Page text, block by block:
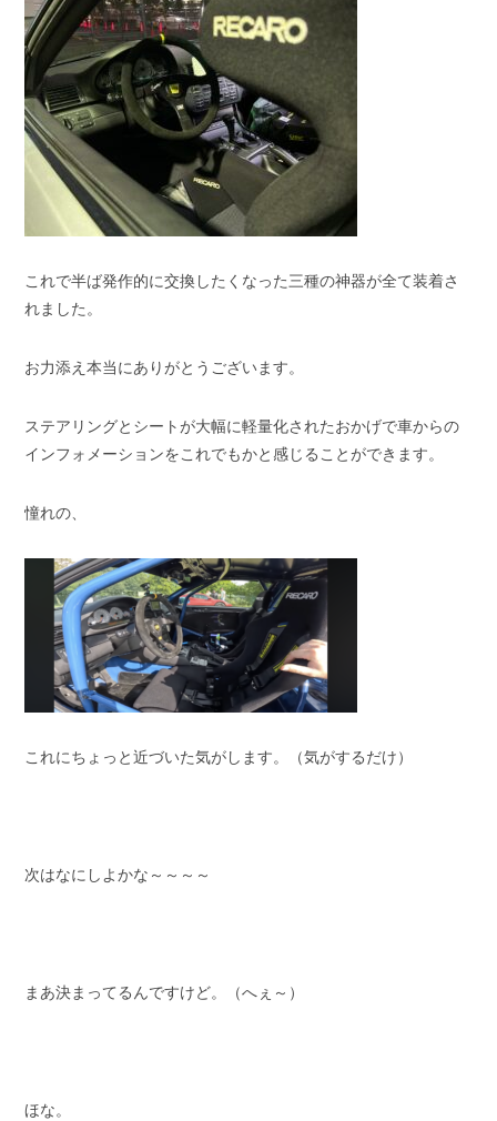
これで半ば発作的に交換したくなった三種の神器が全て装着さ
れました。
お力添え本当にありがとうございます。
ステアリングとシートが大幅に軽量化されたおかげで車からの
インフォメーションをこれでもかと感じることができます。
憧れの、
これにちょっと近づいた気がします。（気がするだけ）
次はなにしよかな～～～～
まあ決まってるんですけど。（へぇ～）
ほな。